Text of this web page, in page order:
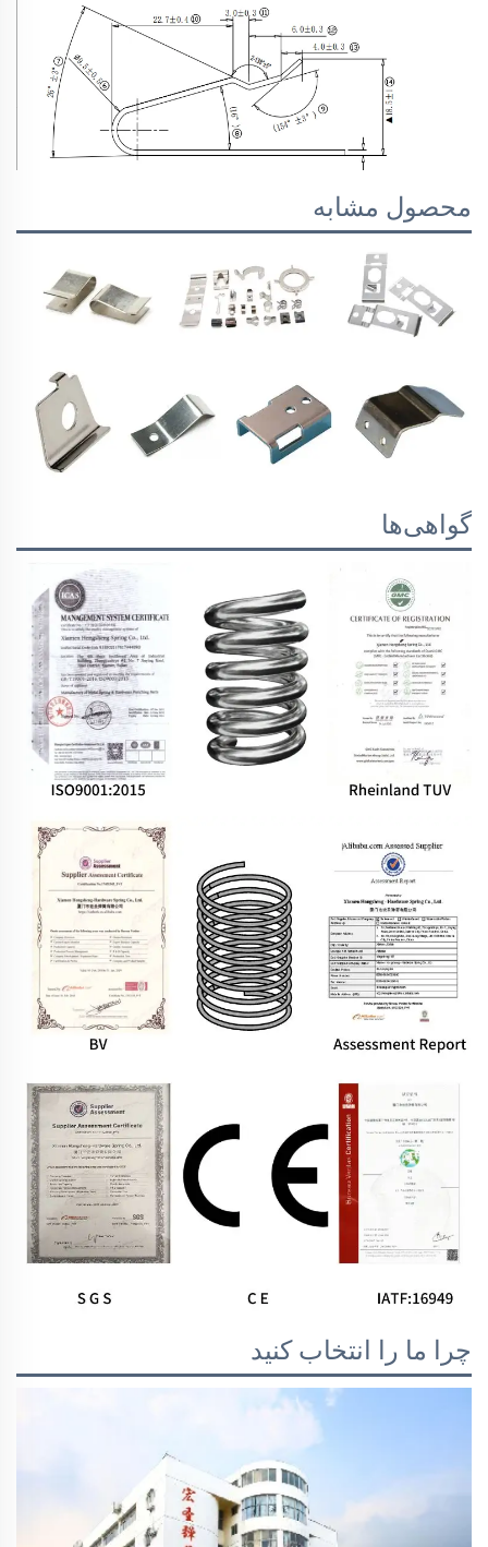
محصول مشابه
گواهی‌ها
چرا ما را انتخاب کنید